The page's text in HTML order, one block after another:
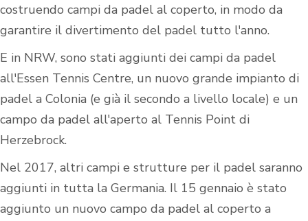
costruendo campi da padel al coperto, in modo da
garantire il divertimento del padel tutto l'anno.
E in NRW, sono stati aggiunti dei campi da padel
all'Essen Tennis Centre, un nuovo grande impianto di
padel a Colonia (e già il secondo a livello locale) e un
campo da padel all'aperto al Tennis Point di
Herzebrock.
Nel 2017, altri campi e strutture per il padel saranno
aggiunti in tutta la Germania. Il 15 gennaio è stato
aggiunto un nuovo campo da padel al coperto a